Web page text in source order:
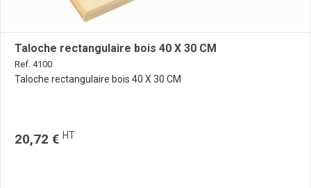
Taloche rectangulaire bois 40 X 30 CM
Ref. 4100
Taloche rectangulaire bois 40 X 30 CM
20,72 € HT